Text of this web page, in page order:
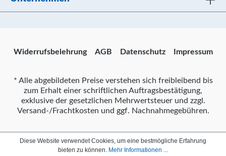
Widerrufsbelehrung AGB Datenschutz Impressum
* Alle abgebildeten Preise verstehen sich freibleibend bis
zum Erhalt einer schriftlichen Auftragsbestätigung,
exklusive der gesetzlichen Mehrwertsteuer und zzgl.
Versand-/Frachtkosten und ggf. Nachnahmegebühren.
Diese Website verwendet Cookies, um eine bestmögliche Erfahrung
bieten zu können. Mehr Informationen ...